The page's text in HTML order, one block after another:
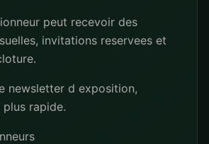
peut recevoir des
invitations reservees et
newsletter d exposition,
rapide.